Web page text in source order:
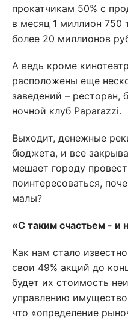
прокатчикам 50% с
в месяц 1 миллион 750
более 20 миллионов
А ведь кроме
расположены еще
заведений – ресторан,
ночной клуб Paparazzi.
Выходит, денежные
бюджета, и все
мешает городу
поинтересоваться,
малы?
«С таким счастьем - и
Как нам стало
свои 49% акций до
будет их стоимость
управлению
что «определение